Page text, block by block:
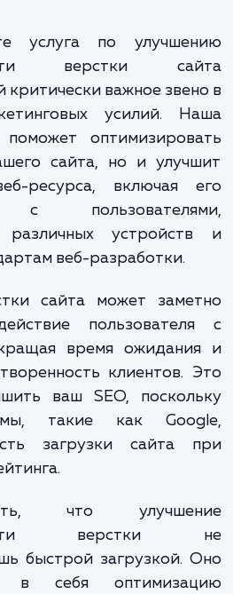
и если ваш
ожиданиям, это
клиентов и
услуга по
верстки
критически важное
усилий.
поможет
вашего сайта, но и
ресурса, включая
с
различных
веб-разработки.
сайта может
время
клиентов.
ваш SEO,
такие как
загрузки сайта